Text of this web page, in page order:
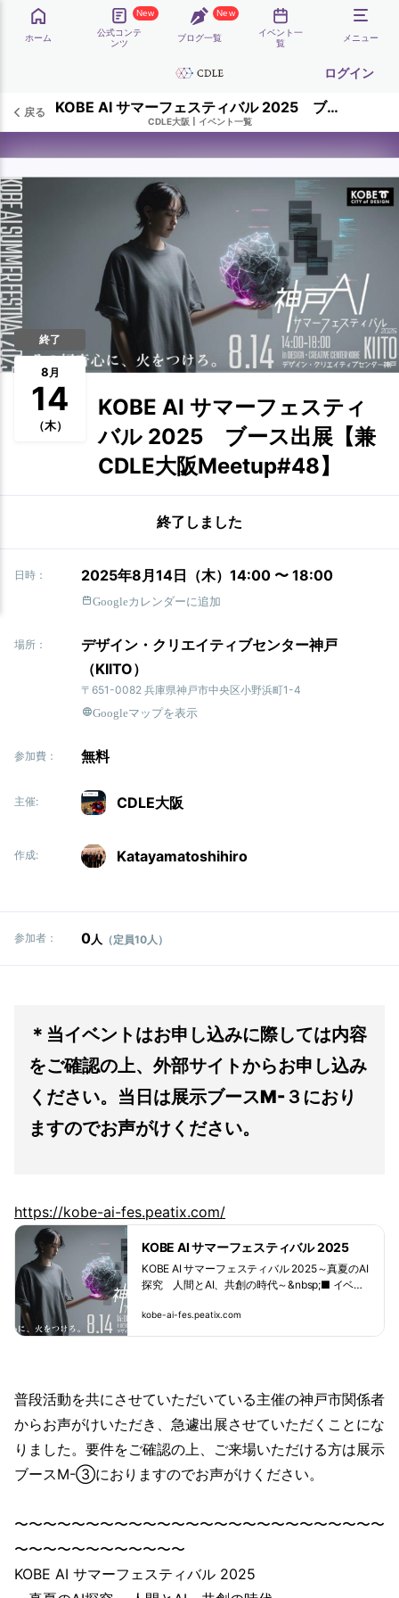
ホーム
New
公式コンテ
ンツ
New
ブログ一覧
イベント一
覧
メニュー
ログイン
戻る KOBE AI サマーフェスティバル 2025 ブース出展【兼CDLE大阪Meetup#48】
CDLE大阪 イベント一覧
終了
8月
14
（木）
KOBE AI サマーフェスティ
バル 2025 ブース出展【兼
CDLE大阪Meetup#48】
終了しました
日時： 2025年8月14日（木）14:00 〜 18:00
Googleカレンダーに追加
場所：
デザイン・クリエイティブセンター神戸
（KIITO）
〒651-0082 兵庫県神戸市中央区小野浜町1-4
Googleマップを表示
参加費： 無料
主催: CDLE大阪
作成: Katayamatoshihiro
参加者： 0人 （定員10人）
＊当イベントはお申し込みに際しては内容
をご確認の上、外部サイトからお申し込み
ください。当日は展示ブースM-３におり
ますのでお声がけください。
https://kobe-ai-fes.peatix.com/
KOBE AI サマーフェスティバル 2025
KOBE AI サマーフェスティバル 2025～真夏のAI
探究 人間とAI、共創の時代～&nbsp;■ イベン
の可能性を広げる夏のス... powered by Peatix :
kobe-ai-fes.peatix.com
普段活動を共にさせていただいている主催の神戸市関係者
からお声がけいただき、急遽出展させていただくことにな
りました。要件をご確認の上、ご来場いただける方は展示
ブースM-③におりますのでお声がけください。
〜〜〜〜〜〜〜〜〜〜〜〜〜〜〜〜〜〜〜〜〜〜〜〜〜〜
〜〜〜〜〜〜〜〜〜〜〜〜
KOBE AI サマーフェスティバル 2025